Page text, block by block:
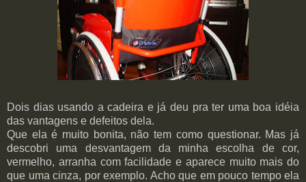
Dois dias usando a cadeira e já deu pra ter uma boa idéia
das vantagens e defeitos dela.
Que ela é muito bonita, não tem como questionar. Mas já
descobri uma desvantagem da minha escolha de cor,
vermelho, arranha com facilidade e aparece muito mais do
que uma cinza, por exemplo. Acho que em pouco tempo ela